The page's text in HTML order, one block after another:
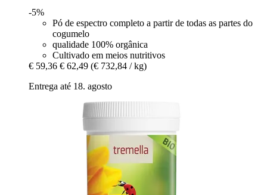
-5%
Pó de espectro completo a partir de todas as partes do
cogumelo
qualidade 100% orgânica
Cultivado em meios nutritivos
€ 59,36 € 62,49 (€ 732,84 / kg)
Entrega até 18. agosto